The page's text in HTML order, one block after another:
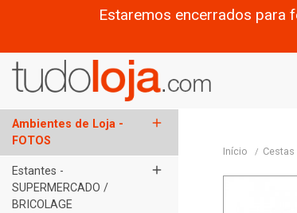
Estaremos encerrados para
Ambientes de Loja -
FOTOS
add
Estantes -
SUPERMERCADO /
BRICOLAGE
add
Início